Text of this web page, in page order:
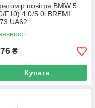
повітря BMW 5
F10) 4.0/5.0i BREMI
UA62
₴
Купити